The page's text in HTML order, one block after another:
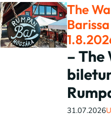
The
– The
31.07.2026